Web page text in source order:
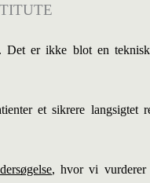
Det er ikke blot en
et sikrere
, hvor vi vurderer